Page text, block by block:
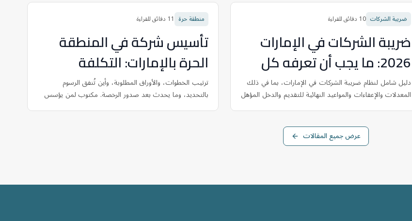
ضريبة الشركات 10 دقائق للقراءة
ضريبة الشركات في الإمارات
2026: ما يجب أن تعرفه كل
شركة
دليل شامل لنظام ضريبة الشركات في الإمارات، بما في ذلك
المعدلات والإعفاءات والمواعيد النهائية للتقديم والدخل المؤهل
في المنطقة الحرة وكيفية الحفاظ على الامتثال.
منطقة حرة 11 دقائق للقراءة
تأسيس شركة في المنطقة
الحرة بالإمارات: التكلفة
والخطوات
ترتيب الخطوات، والأوراق المطلوبة، وأين تُنفق الرسوم
بالتحديد، وما يحدث بعد صدور الرخصة. مكتوب لمن يؤسس
شركته الأولى، لا لمن يؤسس شركته الثانية.
عرض جميع المقالات